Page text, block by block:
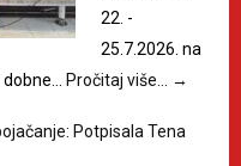
22. -
25.7.2026. na
dobne… Pročitaj više… →
Potpisala Tena